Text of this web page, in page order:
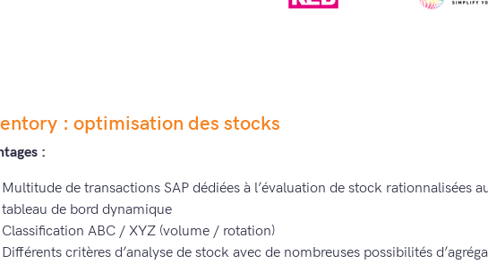
: optimisation des stocks
:
Multitude de transactions SAP dédiées à l’évaluation de stock rationnalisées
tableau de bord dynamique
Classification ABC / XYZ (volume / rotation)
Différents critères d’analyse de stock avec de nombreuses possibilités